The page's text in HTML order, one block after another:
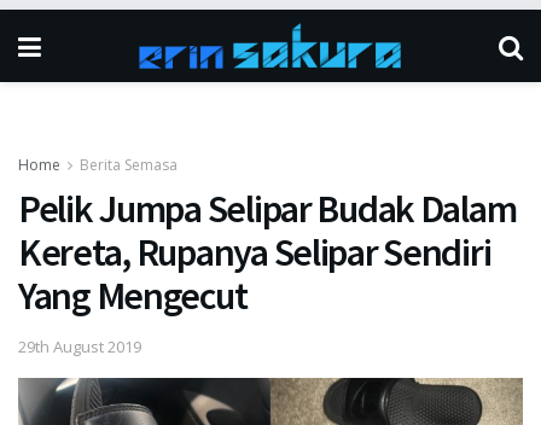
Home Berita Semasa
Pelik Jumpa Selipar Budak Dalam
Kereta, Rupanya Selipar Sendiri
Yang Mengecut
29th August 2019